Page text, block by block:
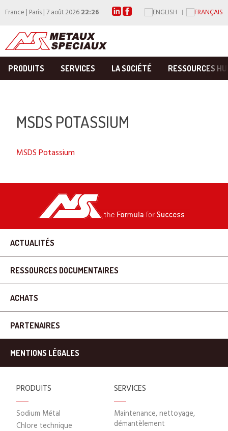
France | Paris | 7 août 202622:26
PRODUITS SERVICES LA SOCIÉTÉ RESSOURCES
MSDS POTASSIUM
MSDS Potassium
ACTUALITÉS
RESSOURCES DOCUMENTAIRES
ACHATS
PARTENAIRES
MENTIONS LÉGALES
PRODUITS
Sodium Métal
Chlore technique
SERVICES
Maintenance, nettoyage,
démantèlement